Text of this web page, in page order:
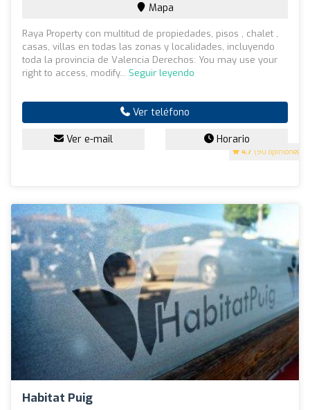
4.7 (90 opiniones)
Mapa
Raya Property con multitud de propiedades, pisos , chalet ,
casas, villas en todas las zonas y localidades, incluyendo
toda la provincia de Valencia Derechos: You may use your
right to access, modify... Seguir leyendo
Ver teléfono
Ver e-mail Horario
Habitat Puig